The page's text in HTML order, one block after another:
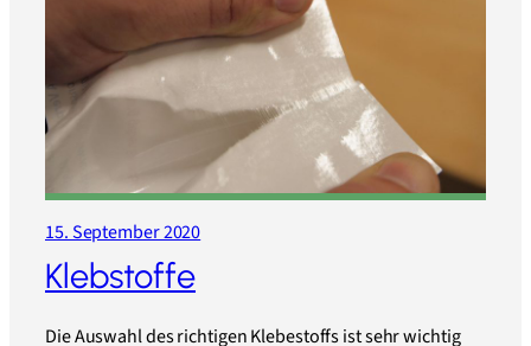
15. September 2020
Klebstoffe
Die Auswahl des richtigen Klebestoffs ist sehr wichtig